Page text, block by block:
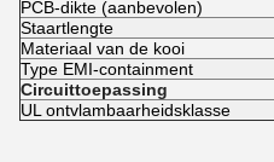
PCB-dikte (aanbevolen)
Staartlengte
Materiaal van de kooi
Type EMI-containment
Circuittoepassing
UL ontvlambaarheidsklasse